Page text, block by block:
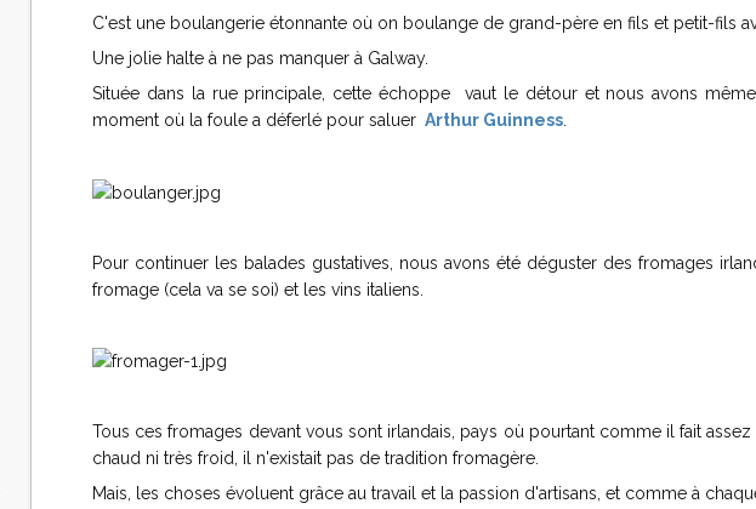
C'est une boulangerie étonnante où on boulange de grand-père en fils et petit-fils
Une jolie halte à ne pas manquer à Galway.
Située dans la rue principale, cette échoppe vaut le détour et nous avons
moment où la foule a déferlé pour saluer Arthur Guinness.
Pour continuer les balades gustatives, nous avons été déguster des fromages
fromage (cela va se soi) et les vins italiens.
Tous ces fromages devant vous sont irlandais, pays où pourtant comme il fait
chaud ni très froid, il n'existait pas de tradition fromagère.
Mais, les choses évoluent grâce au travail et la passion d'artisans, et comme à